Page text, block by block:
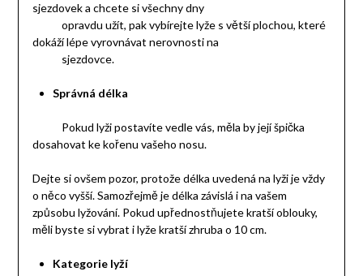
sjezdovek a chcete si všechny dny
opravdu užít, pak vybírejte lyže s větší plochou, které
dokáží lépe vyrovnávat nerovnosti na
sjezdovce.
Správná délka
Pokud lyži postavíte vedle vás, měla by její špička
dosahovat ke kořenu vašeho nosu.
Dejte si ovšem pozor, protože délka uvedená na lyži je vždy
o něco vyšší. Samozřejmě je délka závislá i na vašem
způsobu lyžování. Pokud upřednostňujete kratší oblouky,
měli byste si vybrat i lyže kratší zhruba o 10 cm.
Kategorie lyží